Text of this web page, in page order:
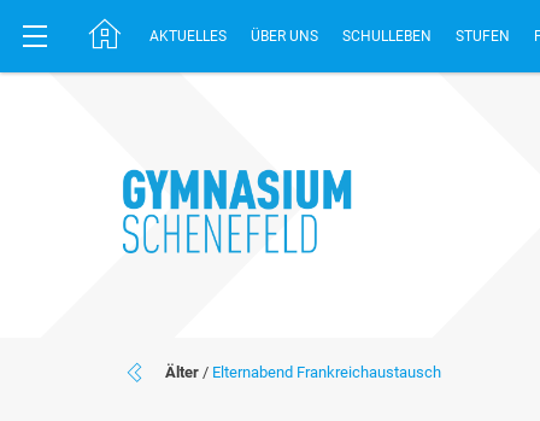
AKTUELLES ÜBER UNS SCHULLEBEN STUFEN
Älter / Elternabend Frankreichaustausch